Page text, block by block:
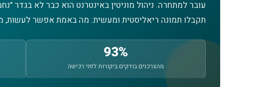
עובר למתחרה. ניהול מוניטין באינטרנט הוא כבר לא בגדר
תקבלו תמונה ריאליסטית ומעשית: מה באמת אפשר לעשות,
93%
מהצרכנים בודקים ביקורות לפני רכישה